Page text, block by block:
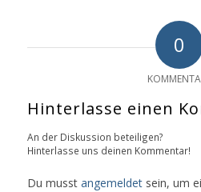
0
Hinterlasse einen
An der Diskussion beteiligen?
Hinterlasse uns deinen Kommentar!
Du musst angemeldetsein, um